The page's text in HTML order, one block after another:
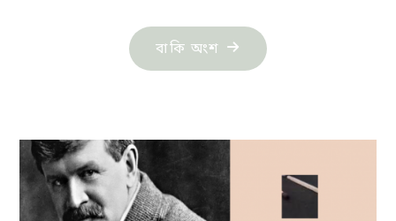
বাকি অংশ "নাহার
তৃণার
অচিনপুর"